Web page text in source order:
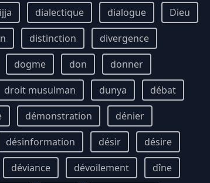
dialectique dialogue
Dieu
distinction
divergence
dogme don
donner
droit musulman dunya
débat
démonstration
dénier
désinformation désir
désire
déviance dévoilement
dîne